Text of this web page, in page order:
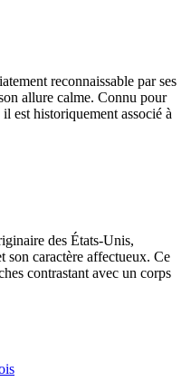
reconnaissable par ses
allure calme. Connu pour
est historiquement associé à
des États-Unis,
son caractère affectueux. Ce
contrastant avec un corps